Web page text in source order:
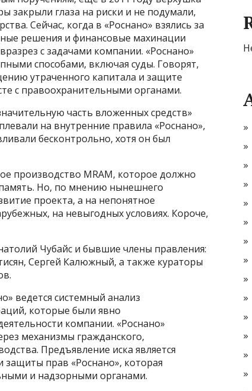
закрыли глаза на риски и не подумали,
Сейчас, когда в «Роснано» взялись за
решения и финансовые махинации
с задачами компании. «Роснано»
способами, включая суды. Говорят,
утраченного капитала и защите
с правоохранительными органами.
часть вложенных средств»
на внутренние правила «Роснано»,
бесконтрольно, хотя он был
производство MRAM, которое должно
Но, по мнению нынешнего
проекта, а на непонятное
на невыгодных условиях. Короче,
Чубайс и бывшие члены правления:
Сергей Калюжный, а также кураторы
ведется системный анализ
которые были явно
компании. «Роснано»
механизмы гражданского,
Предъявление иска является
прав «Роснано», которая
и надзорными органами.